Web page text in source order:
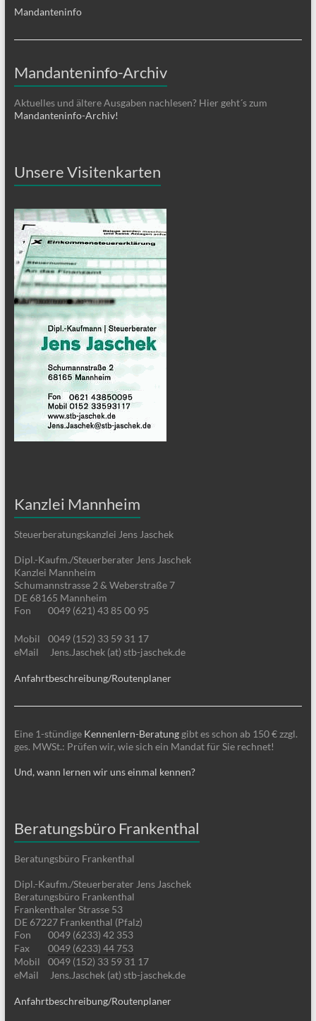
Mandanteninfo
Mandanteninfo-Archiv
Aktuelles und ältere Ausgaben nachlesen? Hier geht´s zum
Mandanteninfo-Archiv!
Unsere Visitenkarten
Kanzlei Mannheim
Steuerberatungskanzlei Jens Jaschek
Dipl.-Kaufm./Steuerberater Jens Jaschek
Kanzlei Mannheim
Schumannstrasse 2 & Weberstraße 7
DE 68165 Mannheim
Fon
0049 (621) 43 85 00 95
Mobil
0049 (152) 33 59 31 17
eMail
Jens.Jaschek (at) stb-jaschek.de
Anfahrtbeschreibung/Routenplaner
Eine 1-stündige Kennenlern-Beratunggibt es schon ab 150 € zzgl.
ges. MWSt.: Prüfen wir, wie sich ein Mandat für Sie rechnet!
Und, wann lernen wir uns einmal kennen?
Beratungsbüro Frankenthal
Beratungsbüro Frankenthal
Dipl.-Kaufm./Steuerberater Jens Jaschek
Beratungsbüro Frankenthal
Frankenthaler Strasse 53
DE 67227 Frankenthal (Pfalz)
Fon
0049 (6233) 42 353
Fax
0049 (6233) 44 753
Mobil
0049 (152) 33 59 31 17
eMail
Jens.Jaschek (at) stb-jaschek.de
Anfahrtbeschreibung/Routenplaner